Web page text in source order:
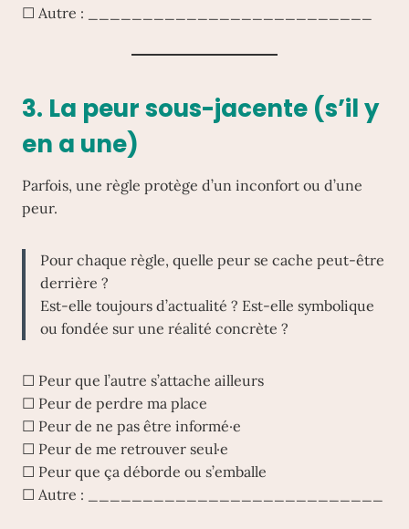
☐ Autre : __________________________
3. La peur sous-jacente (s’il y
en a une)
Parfois, une règle protège d’un inconfort ou d’une
peur.
Pour chaque règle, quelle peur se cache peut-être
derrière ?
Est-elle toujours d’actualité ? Est-elle symbolique
ou fondée sur une réalité concrète ?
☐ Peur que l’autre s’attache ailleurs
☐ Peur de perdre ma place
☐ Peur de ne pas être informé·e
☐ Peur de me retrouver seul·e
☐ Peur que ça déborde ou s’emballe
☐ Autre : ___________________________